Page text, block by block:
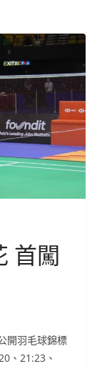
首闖
開羽毛球錦標
、21:23、